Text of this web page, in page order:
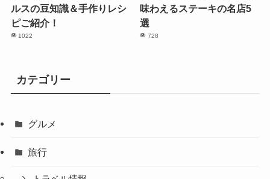
ルスの豆知識＆手作りレシ
ピご紹介！
1022
味わえるステーキの名店5
選
728
カテゴリー
グルメ
旅行